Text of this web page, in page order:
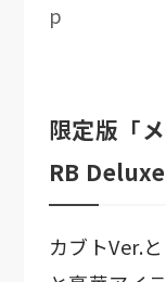
p
限定版「
RB
カブトVer.